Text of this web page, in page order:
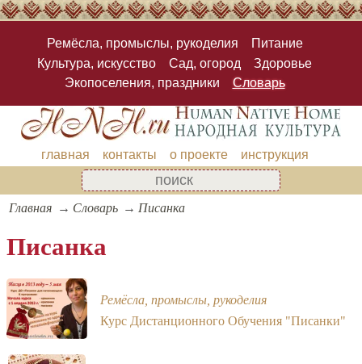
Ремёсла, промыслы, рукоделия
Питание
Культура, искусство
Сад, огород
Здоровье
Экопоселения, праздники
Словарь
главная контакты о проекте инструкция
Главная Словарь Писанка
Писанка
Ремёсла, промыслы, рукоделия
Курс Дистанционного Обучения "Писанки"